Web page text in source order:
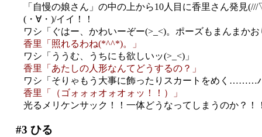
「自慢の娘さん」の中の上から10人目に香里さん発見
(・∀・)/イイ！！
ワシ「ぐはー、かわいーぞー(>_<)。ポーズもまんまかお
香里「照れるわね(*^^*)。」
ワシ「ううむ、うちにも欲しいッ(>_<)」
香里「あたしの人形なんてどうするの？」
ワシ「そりゃもう大事に飾ったりスカートをめく………
香里「（ゴォォォオォオォッ！！）」
光るメリケンサック！！一体どうなってしまうのか？！
#3 ひる